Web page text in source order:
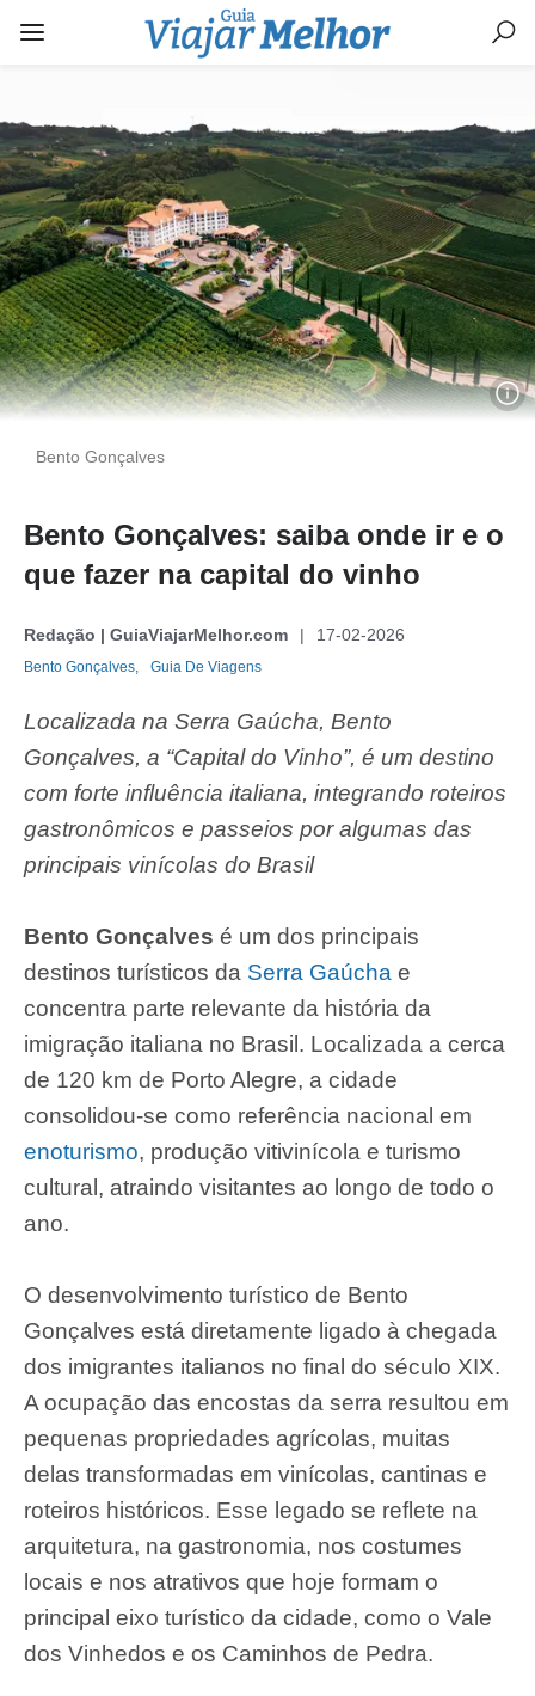
Bento Gonçalves
Bento Gonçalves: saiba onde ir e o
que fazer na capital do vinho
Redação | GuiaViajarMelhor.com 17-02-2026
Bento Gonçalves, Guia De Viagens
Localizada na Serra Gaúcha, Bento
Gonçalves, a “Capital do Vinho”, é um destino
com forte influência italiana, integrando roteiros
gastronômicos e passeios por algumas das
principais vinícolas do Brasil
Bento Gonçalves é um dos principais
destinos turísticos da Serra Gaúcha e
concentra parte relevante da história da
imigração italiana no Brasil. Localizada a cerca
de 120 km de Porto Alegre, a cidade
consolidou-se como referência nacional em
enoturismo, produção vitivinícola e turismo
cultural, atraindo visitantes ao longo de todo o
ano.
O desenvolvimento turístico de Bento
Gonçalves está diretamente ligado à chegada
dos imigrantes italianos no final do século XIX.
A ocupação das encostas da serra resultou em
pequenas propriedades agrícolas, muitas
delas transformadas em vinícolas, cantinas e
roteiros históricos. Esse legado se reflete na
arquitetura, na gastronomia, nos costumes
locais e nos atrativos que hoje formam o
principal eixo turístico da cidade, como o Vale
dos Vinhedos e os Caminhos de Pedra.